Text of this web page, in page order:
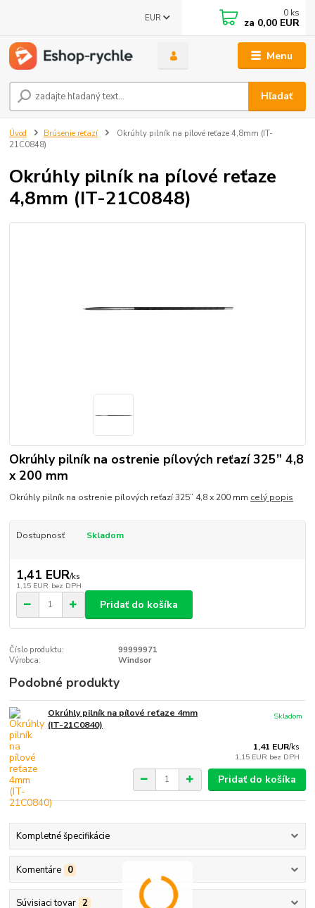
Menu
EUR
Hľadať
0 ks
za 0,00 EUR
Úvod Brúsenie reťazí
Okrúhly pilník na pílové reťaze 4,8mm (IT-
21C0848)
Okrúhly pilník na pílové reťaze
4,8mm (IT-21C0848)
Okrúhly pilník na ostrenie pílových reťazí 325” 4,8
x 200 mm
Okrúhly pilník na ostrenie pílových reťazí 325” 4,8 x 200 mm celý popis
Dostupnosť Skladom
1,41 EUR/ks
1,15 EUR bez DPH
Pridať do košíka
Číslo produktu:
99999971
Výrobca:
Windsor
Podobné produkty
Okrúhly pilník na pílové reťaze 4mm
(IT-21C0840)
1,41 EUR/ks
1,15 EUR bez DPH
Skladom
Pridať do košíka
Kompletné špecifikácie
Komentáre 0
Súvisiaci tovar 2